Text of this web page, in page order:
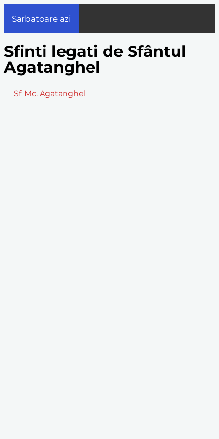
Sarbatoare azi
Sfinti legati de Sfântul
Agatanghel
Sf. Mc. Agatanghel